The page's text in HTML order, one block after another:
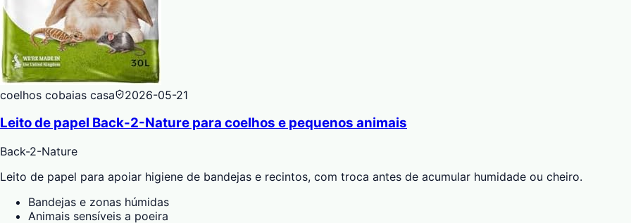
coelhos cobaias casa 2026-05-21
Leito de papel Back-2-Nature para coelhos e pequenos animais
Back-2-Nature
Leito de papel para apoiar higiene de bandejas e recintos, com troca antes de acumular humidade ou cheiro.
Bandejas e zonas húmidas
Animais sensíveis a poeira